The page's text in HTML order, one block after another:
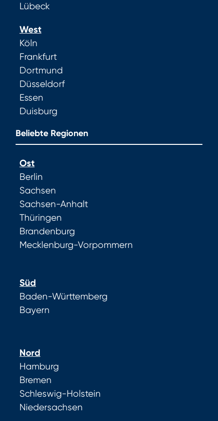
Lübeck
West
Köln
Frankfurt
Dortmund
Düsseldorf
Essen
Duisburg
Beliebte Regionen
Ost
Berlin
Sachsen
Sachsen-Anhalt
Thüringen
Brandenburg
Mecklenburg-Vorpommern
Süd
Baden-Württemberg
Bayern
Nord
Hamburg
Bremen
Schleswig-Holstein
Niedersachsen